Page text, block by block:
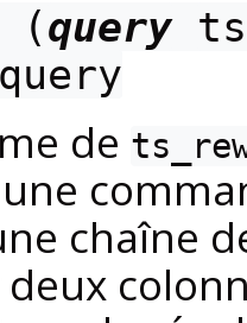
(query
de
chaîne
deux